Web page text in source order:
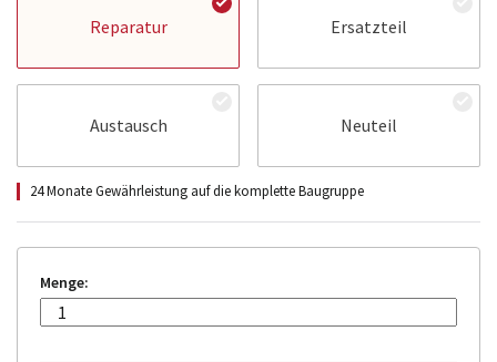
Reparatur Ersatzteil
Austausch Neuteil
24 Monate Gewährleistung auf die komplette Baugruppe
Menge: